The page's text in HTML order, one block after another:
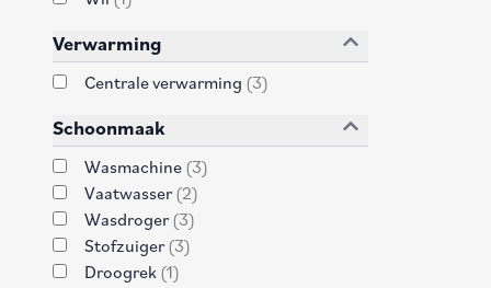
Verwarming
Centrale verwarming (3)
Schoonmaak
Wasmachine (3)
Vaatwasser (2)
Wasdroger (3)
Stofzuiger (3)
Droogrek (1 )